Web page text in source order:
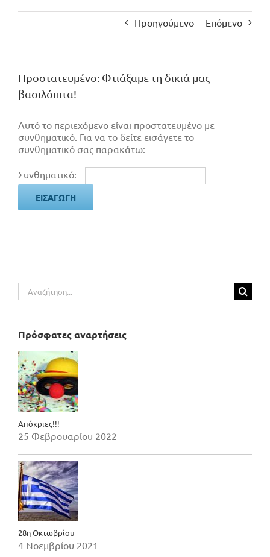
Προηγούμενο Επόμενο
Πρoστατευμένο: Φτιάξαμε τη δικιά μας
βασιλόπιτα!
Αυτό το περιεχόμενο είναι προστατευμένο με
συνθηματικό. Για να το δείτε εισάγετε το
συνθηματικό σας παρακάτω:
Συνθηματικό:
Αναζήτηση
για:
Πρόσφατες αναρτήσεις
Απόκριες!!!
25 Φεβρουαρίου 2022
28η Οκτωβρίου
4 Νοεμβρίου 2021